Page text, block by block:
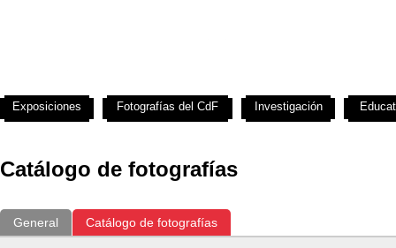
Catálogo de fotografías
General Catálogo de fotografías
Exposiciones Fotografías del CdF Investigación